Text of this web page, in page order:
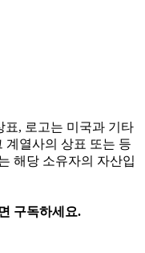
표, 로고는 미국과 기타
계열사의 상표 또는 등
해당 소유자의 자산입
구독하세요.